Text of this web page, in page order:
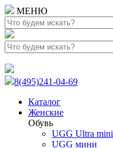
МЕНЮ
8(495)241-04-69
Каталог
Женские
Обувь
UGG Ultra mini
UGG мини